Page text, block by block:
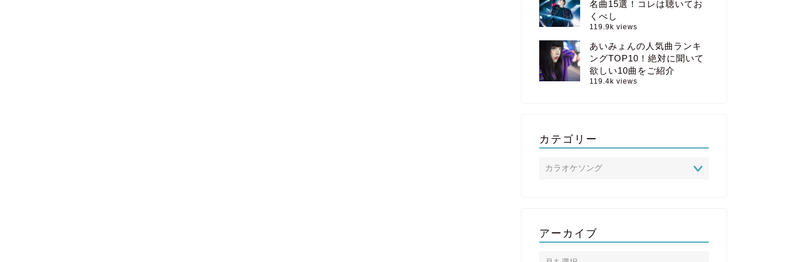
名曲15選！コレは聴いてお
くべし
119.9k views
あいみょんの人気曲ランキ
ングTOP10！絶対に聞いて
欲しい10曲をご紹介
119.4k views
カテゴリー
アーカイブ